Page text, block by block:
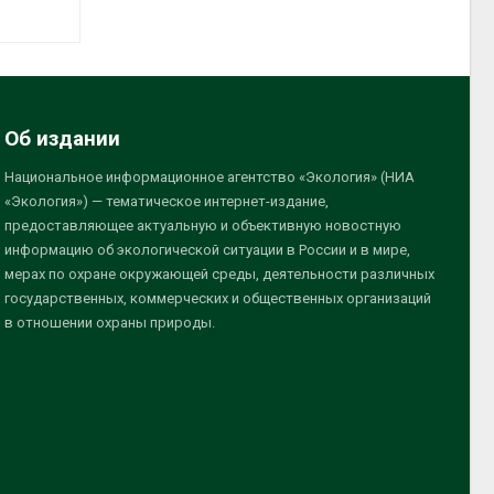
Об издании
Национальное информационное агентство «Экология» (НИА
«Экология») — тематическое интернет-издание,
предоставляющее актуальную и объективную новостную
информацию об экологической ситуации в России и в мире,
мерах по охране окружающей среды, деятельности различных
государственных, коммерческих и общественных организаций
в отношении охраны природы.